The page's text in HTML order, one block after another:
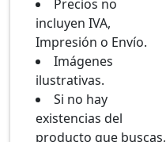
Precios no
incluyen IVA,
Impresión o Envío.
Imágenes
ilustrativas.
Si no hay
existencias del
producto que buscas,